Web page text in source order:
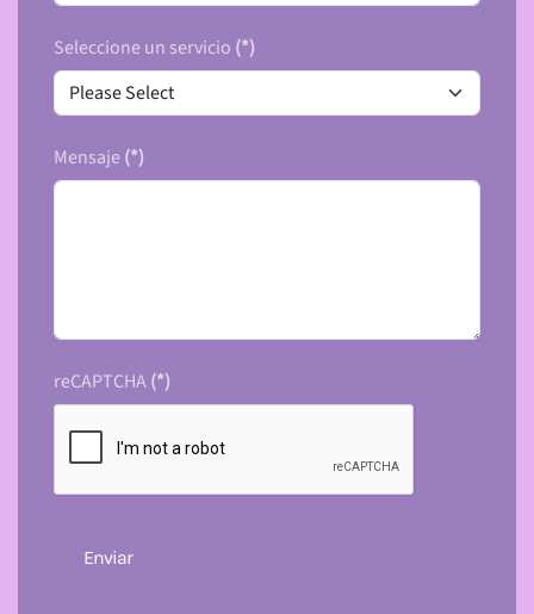
Seleccione un servicio (*)
Mensaje(*)
reCAPTCHA(*)
Enviar